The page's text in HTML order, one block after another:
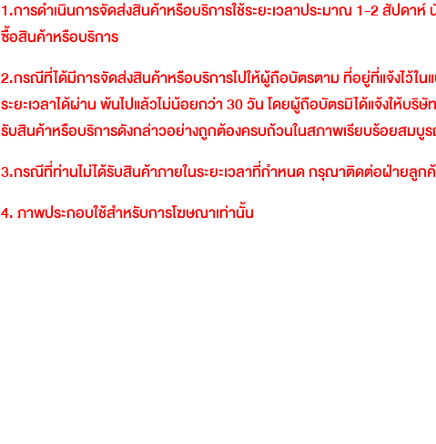
1.การดำเนินการจัดส่งสินค้าหรือบริการใช้ระยะเวลาประมาณ 1-2สัปดาห์
ซื้อสินค้าหรือบริการ
2.กรณีที่ได้มีการจัดส่งสินค้าหรือบริการไปให้ผู้ถือบัตรตามที่อยู่ที่แจ้งไว้ใ
ระยะเวลาได้ผ่านพ้นไปแล้วไม่น้อยกว่า30วันโดยผู้ถือบัตรมิได้แจ้งให้บริษั
รับสินค้าหรือบริการดังกล่าวอย่างถูกต้องครบถ้วนในสภาพเรียบร้อยสมบู
3.กรณีที่ท่านไม่ได้รับสินค้าภายในระยะเวลาที่กำหนดกรุณาติดต่อฝ่ายลูก
4.ภาพประกอบใช้สำหรับการโฆษณาเท่านั้น